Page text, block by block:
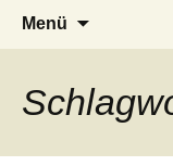
AFRICA
Seit 1998:
zu Afrika
Menü